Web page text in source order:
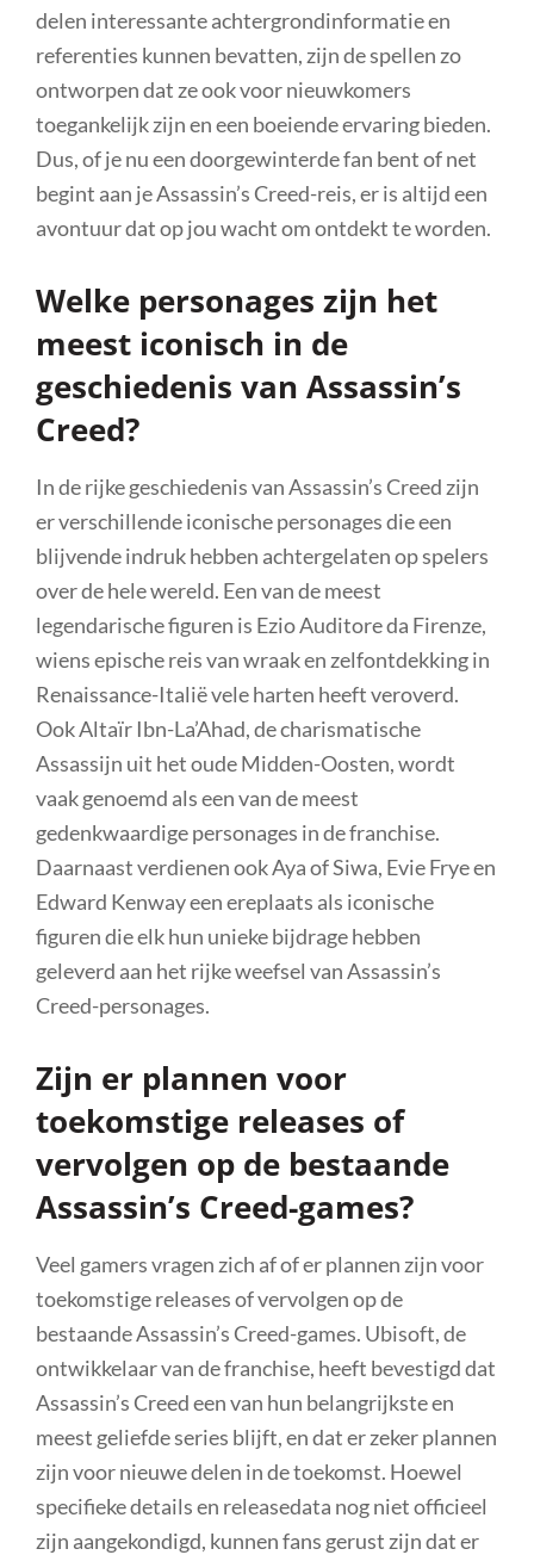
delen interessante achtergrondinformatie en
referenties kunnen bevatten, zijn de spellen zo
ontworpen dat ze ook voor nieuwkomers
toegankelijk zijn en een boeiende ervaring bieden.
Dus, of je nu een doorgewinterde fan bent of net
begint aan je Assassin’s Creed-reis, er is altijd een
avontuur dat op jou wacht om ontdekt te worden.
Welke personages zijn het
meest iconisch in de
geschiedenis van Assassin’s
Creed?
In de rijke geschiedenis van Assassin’s Creed zijn
er verschillende iconische personages die een
blijvende indruk hebben achtergelaten op spelers
over de hele wereld. Een van de meest
legendarische figuren is Ezio Auditore da Firenze,
wiens epische reis van wraak en zelfontdekking in
Renaissance-Italië vele harten heeft veroverd.
Ook Altaïr Ibn-La’Ahad, de charismatische
Assassijn uit het oude Midden-Oosten, wordt
vaak genoemd als een van de meest
gedenkwaardige personages in de franchise.
Daarnaast verdienen ook Aya of Siwa, Evie Frye en
Edward Kenway een ereplaats als iconische
figuren die elk hun unieke bijdrage hebben
geleverd aan het rijke weefsel van Assassin’s
Creed-personages.
Zijn er plannen voor
toekomstige releases of
vervolgen op de bestaande
Assassin’s Creed-games?
Veel gamers vragen zich af of er plannen zijn voor
toekomstige releases of vervolgen op de
bestaande Assassin’s Creed-games. Ubisoft, de
ontwikkelaar van de franchise, heeft bevestigd dat
Assassin’s Creed een van hun belangrijkste en
meest geliefde series blijft, en dat er zeker plannen
zijn voor nieuwe delen in de toekomst. Hoewel
specifieke details en releasedata nog niet officieel
zijn aangekondigd, kunnen fans gerust zijn dat er